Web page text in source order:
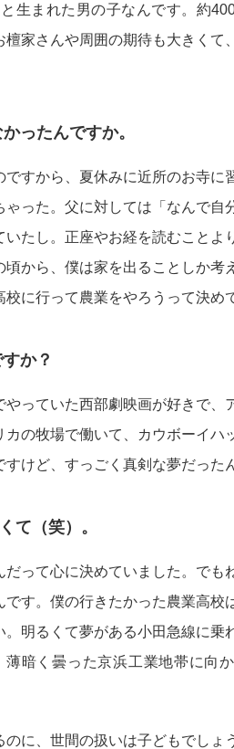
生まれた男の子なんです。約
家さんや周囲の期待も大きくて
ったんですか。
すから、夏休みに近所のお寺に
った。父に対しては「なんで自
たし。正座やお経を読むことよ
から、僕は家を出ることしか考
に行って農業をやろうって決め
か？
っていた西部劇映画が好きで、
の牧場で働いて、カウボーイハ
けど、すっごく真剣な夢だった
て（笑）。
って心に決めていました。でも
す。僕の行きたかった農業高校
明るくて夢がある小田急線に乗
暗く曇った京浜工業地帯に向
に、世間の扱いは子どもでしょ